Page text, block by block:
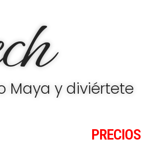
Maya y diviértete
PRECIOS